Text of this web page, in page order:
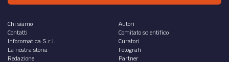
Tel. 051.98.43.125
P.IVA IT02575961202